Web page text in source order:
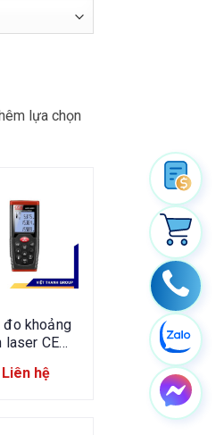
lựa chọn
đo khoảng
laser CEM
Liên hệ